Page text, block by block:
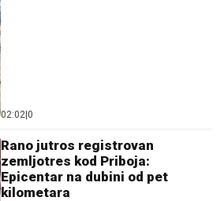
02:02 0
Rano jutros registrovan
zemljotres kod Priboja:
Epicentar na dubini od pet
kilometara